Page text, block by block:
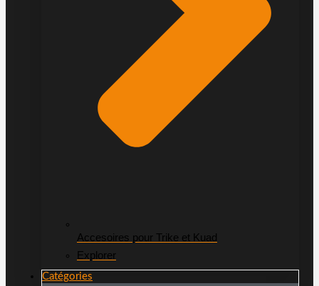
Accesoires pour Trike et Kuad
Explorer
Catégories